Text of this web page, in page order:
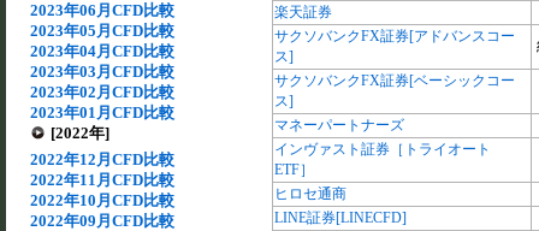
2023年06月CFD比較
2023年05月CFD比較
2023年04月CFD比較
2023年03月CFD比較
2023年02月CFD比較
2023年01月CFD比較
[2022年]
2022年12月CFD比較
2022年11月CFD比較
2022年10月CFD比較
2022年09月CFD比較
楽天証券
サクソバンクFX証券[アドバンスコー
ス]
サクソバンクFX証券[ベーシックコー
ス]
マネーパートナーズ
インヴァスト証券［トライオート
ETF］
ヒロセ通商
LINE証券[LINECFD]